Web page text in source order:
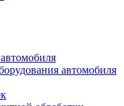
автомобиля